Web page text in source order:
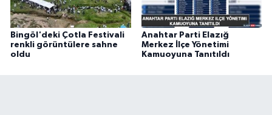
Bingöl'deki Çotla Festivali
renkli görüntülere sahne
oldu
Anahtar Parti Elazığ
Merkez İlçe Yönetimi
Kamuoyuna Tanıtıldı